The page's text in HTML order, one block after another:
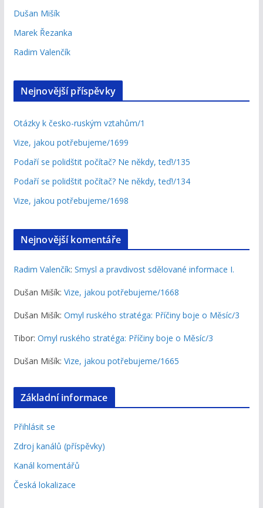
Dušan Mišík
Marek Řezanka
Radim Valenčík
Nejnovější příspěvky
Otázky k česko-ruským vztahům/1
Vize, jakou potřebujeme/1699
Podaří se polidštit počítač? Ne někdy, teď!/135
Podaří se polidštit počítač? Ne někdy, teď!/134
Vize, jakou potřebujeme/1698
Nejnovější komentáře
Radim Valenčík: Smysl a pravdivost sdělované informace I.
Dušan Mišík: Vize, jakou potřebujeme/1668
Dušan Mišík: Omyl ruského stratéga: Příčiny boje o Měsíc/3
Tibor: Omyl ruského stratéga: Příčiny boje o Měsíc/3
Dušan Mišík: Vize, jakou potřebujeme/1665
Základní informace
Přihlásit se
Zdroj kanálů (příspěvky)
Kanál komentářů
Česká lokalizace